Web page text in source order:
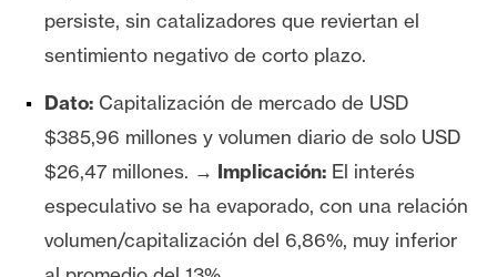
R
e
c
u
r
s
o
s
persiste, sin catalizadores que reviertan el
sentimiento negativo de corto plazo.
Dato: Capitalización de mercado de USD
$385,96 millones y volumen diario de solo USD
$26,47 millones. → Implicación: El interés
especulativo se ha evaporado, con una relación
volumen/capitalización del 6,86%, muy inferior